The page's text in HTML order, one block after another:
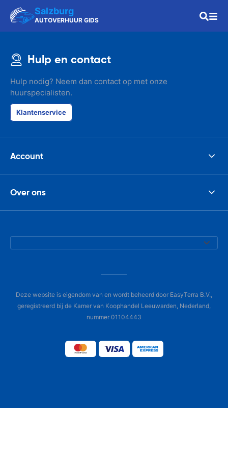
Salzburg
AUTOVERHUUR GIDS
Hulp en contact
Hulp nodig? Neem dan contact op met onze
huurspecialisten.
Klantenservice
Account
Over ons
Deze website is eigendom van en wordt beheerd door EasyTerra B.V.,
geregistreerd bij de Kamer van Koophandel Leeuwarden, Nederland,
nummer 01104443